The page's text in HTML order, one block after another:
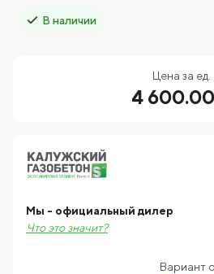
В наличии
Цена за ед.
4
Вариант
Мы - официальный дилер
Что это значит?